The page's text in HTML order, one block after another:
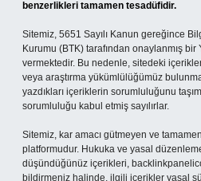
benzerlikleri tamamen tesadüfidir.
Sitemiz, 5651 Sayılı Kanun gereğince
Kurumu (BTK) tarafından onaylanmış bir
vermektedir. Bu nedenle, sitedeki
veya araştırma yükümlülüğümüz
yazdıkları içeriklerin sorumluluğunu
sorumluluğu kabul etmiş sayılırlar.
Sitemiz, kar amacı gütmeyen ve
platformudur. Hukuka ve yasal
düşündüğünüz içerikleri,
bildirmeniz halinde, ilgili içerikler yasal